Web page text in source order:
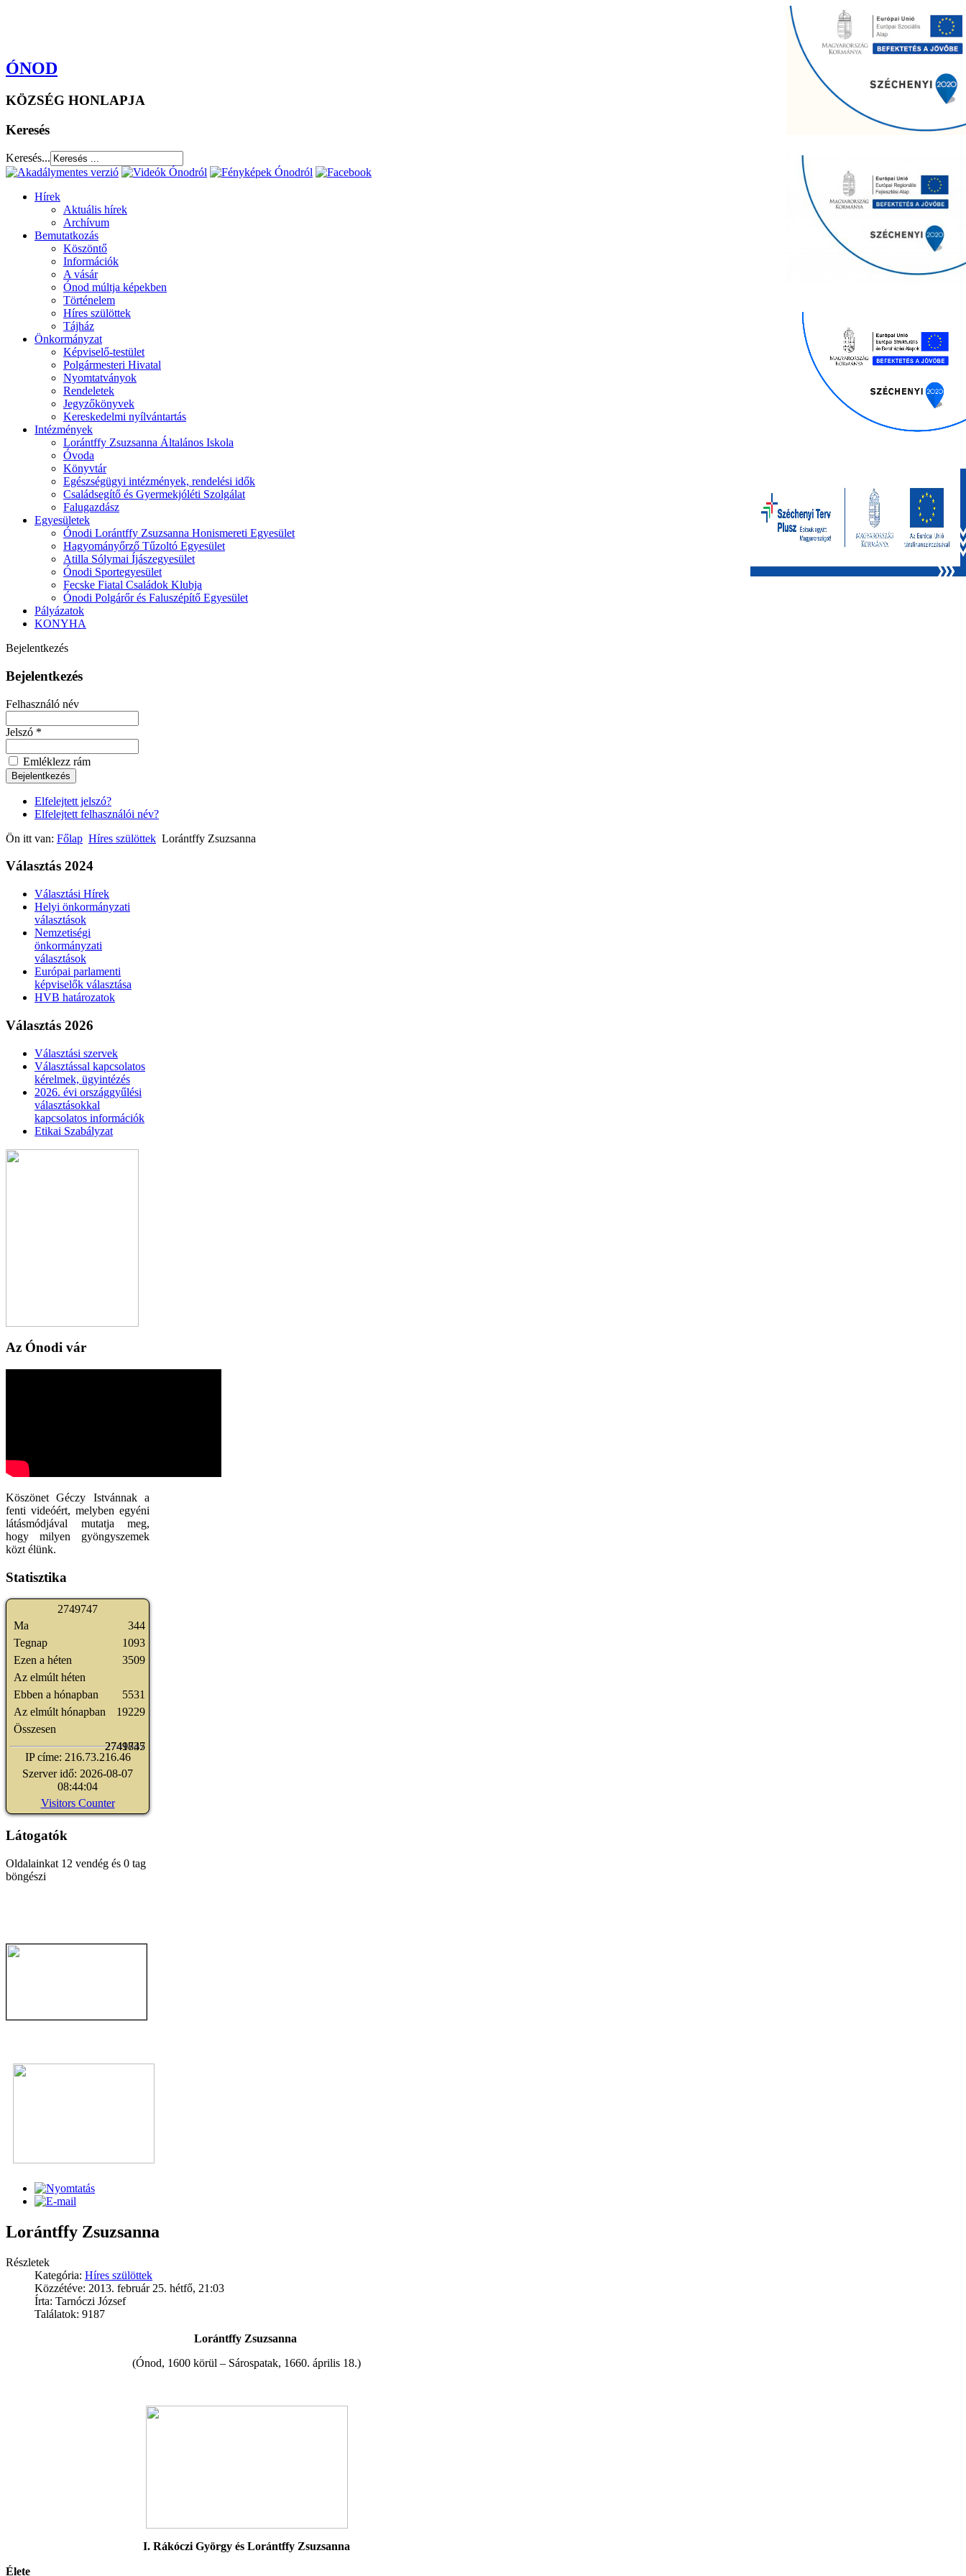
ÓNOD
KÖZSÉG HONLAPJA
Keresés
Keresés...
Hírek
Aktuális hírek
Archívum
Bemutatkozás
Köszöntő
Információk
A vásár
Ónod múltja képekben
Történelem
Híres szülöttek
Tájház
Önkormányzat
Képviselő-testület
Polgármesteri Hivatal
Nyomtatványok
Rendeletek
Jegyzőkönyvek
Kereskedelmi nyílvántartás
Intézmények
Lorántffy Zsuzsanna Általános Iskola
Óvoda
Könyvtár
Egészségügyi intézmények, rendelési idők
Családsegítő és Gyermekjóléti Szolgálat
Falugazdász
Egyesületek
Ónodi Lorántffy Zsuzsanna Honismereti Egyesület
Hagyományőrző Tűzoltó Egyesület
Atilla Sólymai Íjászegyesület
Ónodi Sportegyesület
Fecske Fiatal Családok Klubja
Ónodi Polgárőr és Faluszépítő Egyesület
Pályázatok
KONYHA
Bejelentkezés
Bejelentkezés
Felhasználó név
Jelszó *
Emléklezz rám
Elfelejtett jelszó?
Elfelejtett felhasználói név?
Ön itt van: Főlap Híres szülöttek Lorántffy Zsuzsanna
Választás 2024
Választási Hírek
Helyi önkormányzati
választások
Nemzetiségi
önkormányzati
választások
Európai parlamenti
képviselők választása
HVB határozatok
Választás 2026
Választási szervek
Választással kapcsolatos
kérelmek, ügyintézés
2026. évi országgyűlési
választásokkal
kapcsolatos információk
Etikai Szabályzat
Az Ónodi vár
Köszönet Géczy Istvánnak a
fenti videóért, melyben egyéni
látásmódjával mutatja meg,
hogy milyen gyöngyszemek
közt élünk.
Statisztika
2749747
Ma
Tegnap
Ezen a héten
Az elmúlt héten
Ebben a hónapban
Az elmúlt hónapban
Összesen
344
1093
3509
2741835
5531
19229
2749747
IP címe: 216.73.216.46
Szerver idő: 2026-08-07
08:44:04
Visitors Counter
Látogatók
Oldalainkat 12 vendég és 0 tag
böngészi
Lorántffy Zsuzsanna
Részletek
Kategória: Híres szülöttek
Közzétéve: 2013. február 25. hétfő, 21:03
Írta: Tarnóczi József
Találatok: 9187
Lorántffy Zsuzsanna
(Ónod, 1600 körül – Sárospatak, 1660. április 18.)
I. Rákóczi György és Lorántffy Zsuzsanna
Élete